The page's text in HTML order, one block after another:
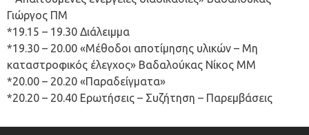
Γιώργος ΠΜ
*19.15 – 19.30 Διάλειμμα
*19.30 – 20.00 «Μέθοδοι αποτίμησης υλικών – Μη
καταστροφικός έλεγχος» Βαδαλούκας Νίκος ΜΜ
*20.00 – 20.20 «Παραδείγματα»
*20.20 – 20.40 Ερωτήσεις – Συζήτηση – Παρεμβάσεις